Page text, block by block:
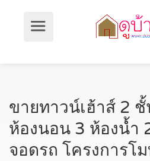
ขายทาวน์เฮ้าส์ 2
ห้องนอน 3 ห้องน้ำ
จอดรถ โครงการโ